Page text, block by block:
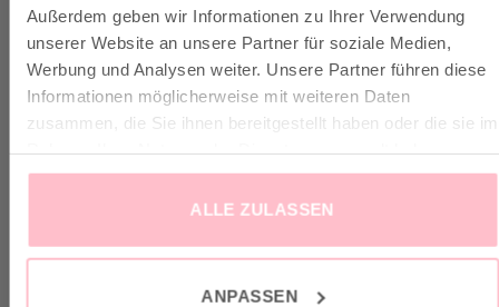
Außerdem geben wir Informationen zu Ihrer Verwendung
unserer Website an unsere Partner für soziale Medien,
Werbung und Analysen weiter. Unsere Partner führen diese
Informationen möglicherweise mit weiteren Daten
zusammen, die Sie ihnen bereitgestellt haben oder die sie im
ALLE ZULASSEN
ANPASSEN
✓ Versandkostenfrei ab 149€
✓ Klimaneutraler Versand mit DHL / GoGreen
✓Lieferungund Retoure
VERTRAG WIDERRUFEN